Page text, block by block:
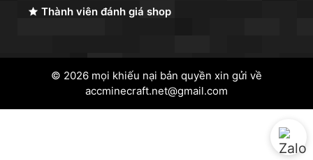
Thành viên đánh giá shop
© 2026 mọi khiếu nại bản quyền xin gửi về
accminecraft.net@gmail.com